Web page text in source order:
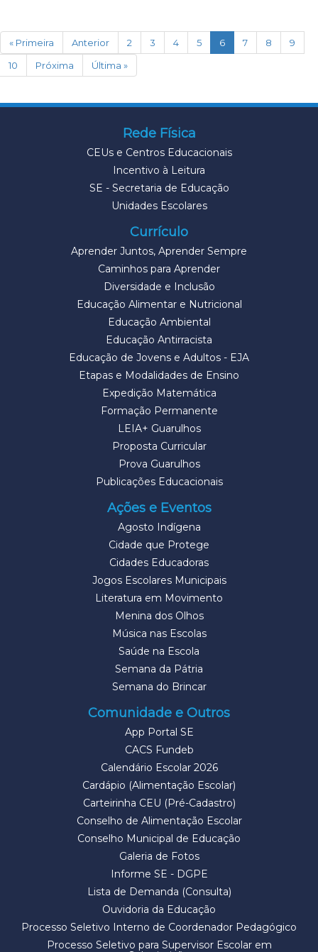
« Primeira Anterior 2 3 4 5 6(current)
7 8
9
10
Próxima Última »
Rede Física
CEUs e Centros Educacionais
Incentivo à Leitura
SE - Secretaria de Educação
Unidades Escolares
Currículo
Aprender Juntos, Aprender Sempre
Caminhos para Aprender
Diversidade e Inclusão
Educação Alimentar e Nutricional
Educação Ambiental
Educação Antirracista
Educação de Jovens e Adultos - EJA
Etapas e Modalidades de Ensino
Expedição Matemática
Formação Permanente
LEIA+ Guarulhos
Proposta Curricular
Prova Guarulhos
Publicações Educacionais
Ações e Eventos
Agosto Indígena
Cidade que Protege
Cidades Educadoras
Jogos Escolares Municipais
Literatura em Movimento
Menina dos Olhos
Música nas Escolas
Saúde na Escola
Semana da Pátria
Semana do Brincar
Comunidade e Outros
App Portal SE
CACS Fundeb
Calendário Escolar 2026
Cardápio (Alimentação Escolar)
Carteirinha CEU (Pré-Cadastro)
Conselho de Alimentação Escolar
Conselho Municipal de Educação
Galeria de Fotos
Informe SE - DGPE
Lista de Demanda (Consulta)
Ouvidoria da Educação
Processo Seletivo Interno de Coordenador Pedagógico
Processo Seletivo para Supervisor Escolar em